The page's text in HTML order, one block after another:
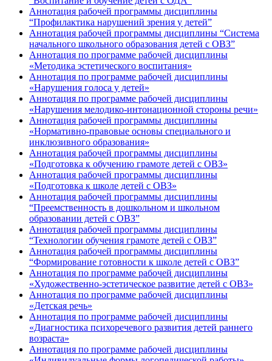
Аннотация рабочей программы дисциплины
“Профилактика нарушений зрения у детей”
Аннотация рабочей программы дисциплины “Система
начального школьного образования детей с ОВЗ”
Аннотация по программе рабочей дисциплины
«Методика эстетического воспитания»
Аннотация по программе рабочей дисциплины
«Нарушения голоса у детей»
Аннотация по программе рабочей дисциплины
«Нарушения мелодико-интонационной стороны речи»
Аннотация рабочей программы дисциплины
«Нормативно-правовые основы специального и
инклюзивного образования»
Аннотация рабочей программы дисциплины
«Подготовка к обучению грамоте детей с ОВЗ»
Аннотация рабочей программы дисциплины
«Подготовка к школе детей с ОВЗ»
Аннотация рабочей программы дисциплины
“Преемственность в дошкольном и школьном
образовании детей с ОВЗ”
Аннотация рабочей программы дисциплины
“Технологии обучения грамоте детей с ОВЗ”
Аннотация рабочей программы дисциплины
“Формирование готовности к школе детей с ОВЗ”
Аннотация по программе рабочей дисциплины
«Художественно-эстетическое развитие детей с ОВЗ»
Аннотация по программе рабочей дисциплины
«Детская речь»
Аннотация по программе рабочей дисциплины
«Диагностика психоречевого развития детей раннего
возраста»
Аннотация по программе рабочей дисциплины